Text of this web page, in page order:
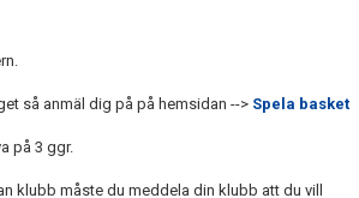
så anmäl dig på på hemsidan --> Spela basket
på 3 ggr.
klubb måste du meddela din klubb att du vill